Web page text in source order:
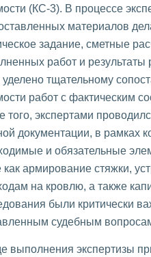
(КС-3). В процессе
материалов
задание, сметные
работ и
тщательному
работ с фактическим
того, экспертами
документации, в рамках
и обязательные
как армирование стяжки,
на кровлю, а также
были критически
судебным
выполнения экспертизы